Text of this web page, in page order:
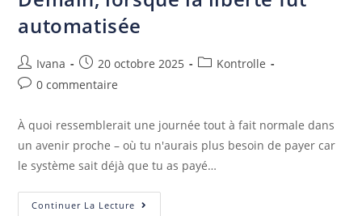
automatisée
Ivana 20 octobre 2025
Kontrolle
0 commentaire
À quoi ressemblerait une journée tout à fait normale dans
un avenir proche – où tu n'aurais plus besoin de payer car
le système sait déjà que tu as payé…
Continuer La Lecture